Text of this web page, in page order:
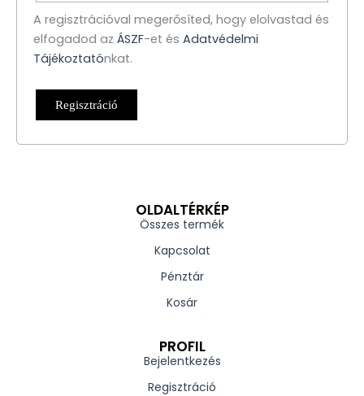
A regisztrációval megerősíted, hogy elolvastad és
elfogadod az ÁSZF-et és Adatvédelmi
Tájékoztatónkat.
Regisztráció
OLDALTÉRKÉP
Összes termék
Kapcsolat
Pénztár
Kosár
PROFIL
Bejelentkezés
Regisztráció